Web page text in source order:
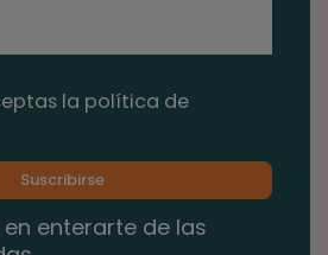
la política de
en enterarte de las